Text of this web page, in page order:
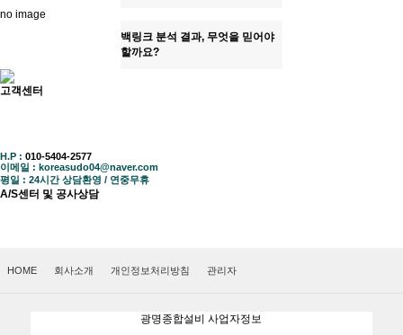
no image
백링크 분석 결과, 무엇을 믿어야
할까요?
고객센터
H.P : 010-5404-2577
이메일 : koreasudo04@naver.com
평일 : 24시간 상담환영 / 연중무휴
A/S센터 및 공사상담
HOME 회사소개 개인정보처리방침 관리자
광명종합설비 사업자정보